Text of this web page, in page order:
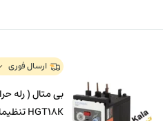
ارسال فوری
بی متال ( رله
HGT18K تنظیمات 9 : 13